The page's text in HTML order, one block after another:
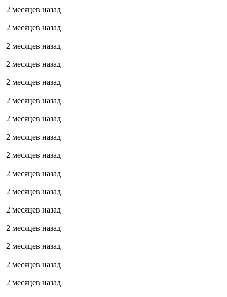
2 месяцев назад
2 месяцев назад
2 месяцев назад
2 месяцев назад
2 месяцев назад
2 месяцев назад
2 месяцев назад
2 месяцев назад
2 месяцев назад
2 месяцев назад
2 месяцев назад
2 месяцев назад
2 месяцев назад
2 месяцев назад
2 месяцев назад
2 месяцев назад